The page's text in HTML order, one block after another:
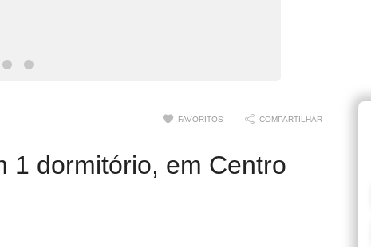
FAVORITOS COMPARTILHAR
1 dormitório, em Centro